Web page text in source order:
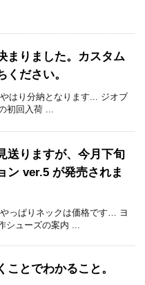
まりました。カスタム
ください。
はり分納となります... ジオブ
初回入荷 ...
送りますが、今月下旬
ン ver.5 が発売されま
っぱりネックは価格です… ヨ
シューズの案内 ...
ことでわかること。